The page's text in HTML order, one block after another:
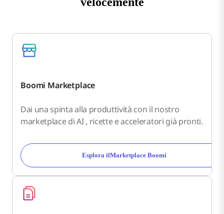
Boomi Marketplace
Dai una spinta alla produttività con il nostro
marketplace di AI , ricette e acceleratori già pronti.
Esplora ilMarketplace Boomi